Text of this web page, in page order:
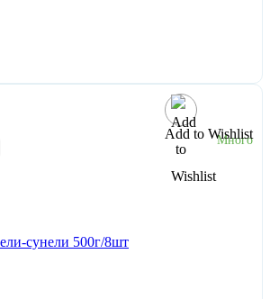
Add to Wishlist
Много
сунели 500г/8шт